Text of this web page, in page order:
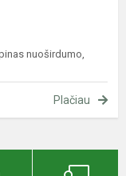
nuoširdumo,
Plačiau